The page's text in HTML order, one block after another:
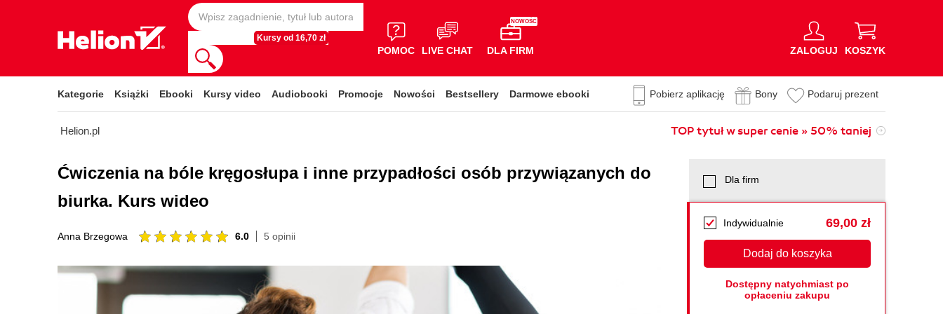
Kursy od 16,70 zł
POMOC LIVE CHAT
NOWOŚĆ
DLA FIRM ZALOGUJ KOSZYK
Kategorie Książki Ebooki Kursy video Audiobooki Promocje Nowości Bestsellery Darmowe ebooki Pobierz aplikację Bony Podaruj prezent
Helion.pl TOP tytuł w super cenie » 50% taniej
Ćwiczenia na bóle kręgosłupa i inne przypadłości osób przywiązanych do
biurka. Kurs wideo
Anna Brzegowa 6.0 5 opinii
Dla firm
Indywidualnie 69,00 zł
Dodaj do koszyka
Dostępny natychmiast po
opłaceniu zakupu